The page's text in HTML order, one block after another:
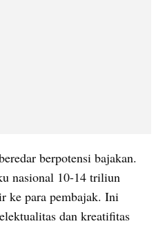
berpotensi bajakan.
nasional 10-14 triliun
ke para pembajak. Ini
dan kreatifitas